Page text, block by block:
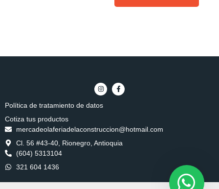
Política de tratamiento de datos
Cotiza tus productos
mercadeolaferiadelaconstruccion@hotmail.com
Cl. 56 #43-40, Rionegro, Antioquia
(604) 5313104
321 604 1436